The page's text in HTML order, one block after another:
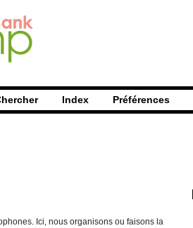
Index Préférences
Ici, nous organisons ou faisons la